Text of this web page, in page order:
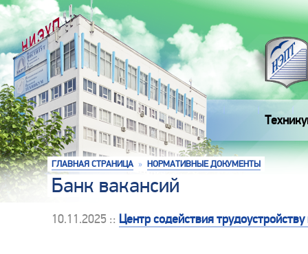
ГЛАВНАЯ СТРАНИЦА » НОРМАТИВНЫЕ ДОКУМЕНТЫ
Банк вакансий
10.11.2025 :: Центр содействия